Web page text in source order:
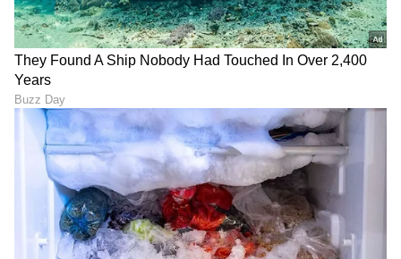
'ನಾನು ತುಂಬಾ ಕಾಳಜಿ ವಹಿಸುವ ವ್ಯಕ್ತಿ. ಅವನು ನನ್ನ
ಸಂತೋಷ' ಎಂದು ವಿಜಯ್ ವರ್ಮಾ ಬಗ್ಗೆ ತಮನ್ನಾ
ಸಂದರ್ಶನವೊಂದರಲ್ಲಿ ಹೇಳಿಕೊಂಡಿದ್ದಾರೆ